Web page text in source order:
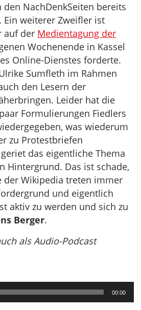
NachDenkSeiten bereits
. Ein weiterer Zweifler ist
auf der Medientagung der
Wochenende in Kassel
Online-Dienstes forderte.
Sumfleth im Rahmen
den Lesern der
Leider hat die
Formulierungen Fiedlers
was wiederum
zu Protestbriefen
das eigentliche Thema
Hintergrund. Das ist schade,
der Wikipedia treten immer
und eigentlich
aktiv zu werden und sich zu
Berger.
als Audio-Podcast
00:00